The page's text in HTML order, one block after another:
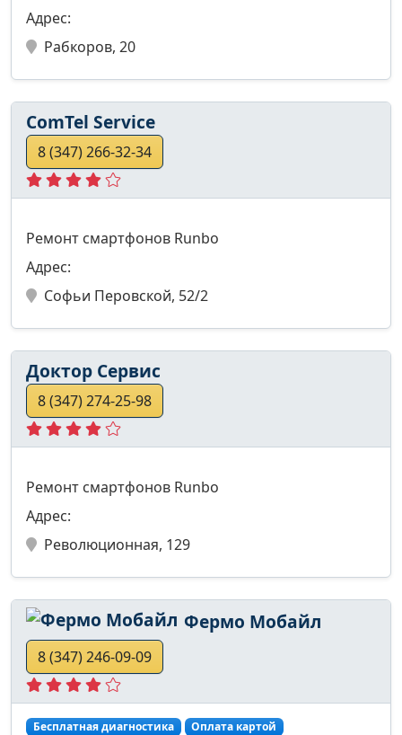
Адрес:
Рабкоров, 20
СomTel Service
8 (347) 266-32-34
Ремонт смартфонов Runbo
Адрес:
Софьи Перовской, 52/2
Доктор Сервис
8 (347) 274-25-98
Ремонт смартфонов Runbo
Адрес:
Революционная, 129
Фермо Мобайл
8 (347) 246-09-09
Бесплатная диагностика Оплата картой